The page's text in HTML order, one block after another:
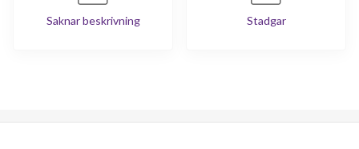
Saknar beskrivning Stadgar